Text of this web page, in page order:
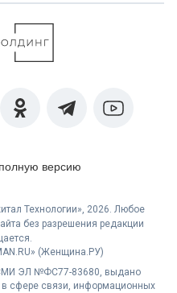
версию
Технологии», 2026. Любое
без разрешения редакции
(Женщина.РУ)
СМИ ЭЛ №ФС77-83680, выдано
сфере связи, информационных